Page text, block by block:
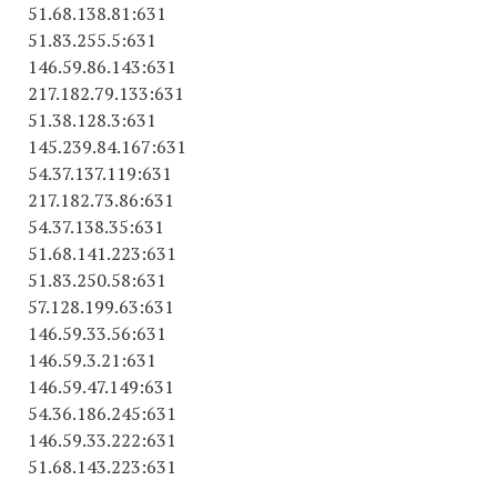
51.68.138.81:631
51.83.255.5:631
146.59.86.143:631
217.182.79.133:631
51.38.128.3:631
145.239.84.167:631
54.37.137.119:631
217.182.73.86:631
54.37.138.35:631
51.68.141.223:631
51.83.250.58:631
57.128.199.63:631
146.59.33.56:631
146.59.3.21:631
146.59.47.149:631
54.36.186.245:631
146.59.33.222:631
51.68.143.223:631